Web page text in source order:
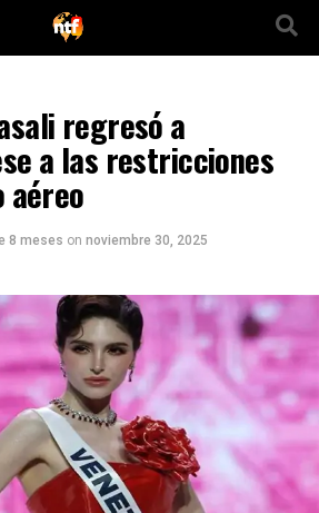
regresó a
a las restricciones
aéreo
8 meses on noviembre 30, 2025